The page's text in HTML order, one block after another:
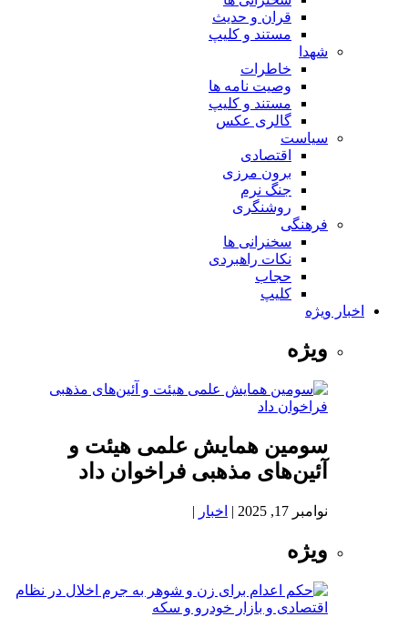
قران و حدیث
مستند و کلیپ
شهدا
خاطرات
وصیت نامه ها
مستند و کلیپ
گالری عکس
سیاست
اقتصادی
برون مرزی
جنگ نرم
روشنگری
فرهنگی
سخنرانی ها
نکات راهبردی
حجاب
کلیپ
اخبار ویژه
ویژه
سومین همایش علمی هیئت و
آئین‌های مذهبی فراخوان داد
نوامبر 17, 2025 | اخبار |
ویژه